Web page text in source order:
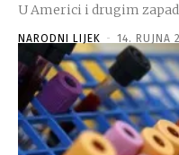
U Americi i drugim
NARODNI LIJEK - 14. RUJNA